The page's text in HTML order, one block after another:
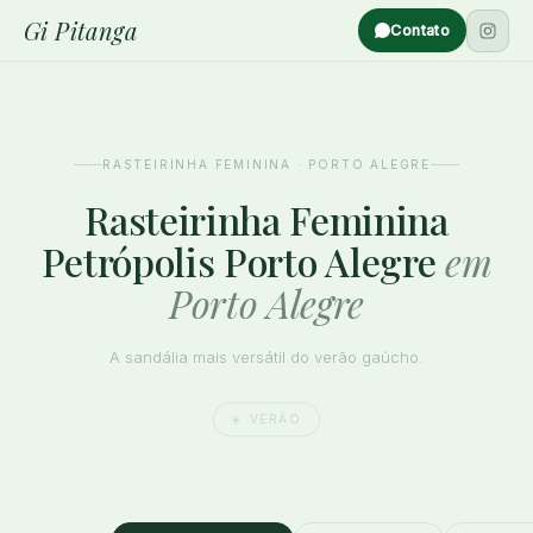
Gi Pitanga Contato
RASTEIRINHA FEMININA · PORTO ALEGRE
Rasteirinha Feminina
Petrópolis Porto Alegreem
Porto Alegre
A sandália mais versátil do verão gaúcho.
☀️ VERÃO